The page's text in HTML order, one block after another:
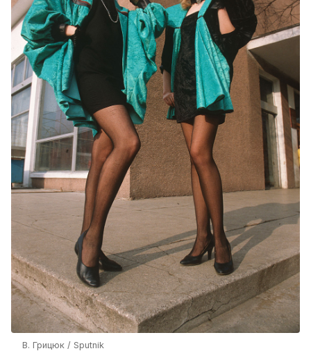
В. Грицюк / Sputnik